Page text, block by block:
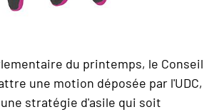
du printemps, le Conseil
une motion déposée par l'UDC,
stratégie d'asile qui soit